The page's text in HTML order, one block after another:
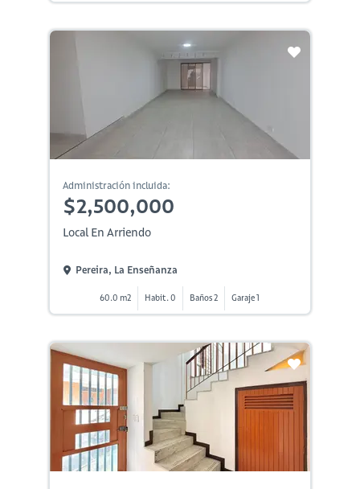
Administración incluida:
$2,500,000
Local En Arriendo
Pereira, La Enseñanza
60.0 m2 Habit. 0 Baños 2 Garaje 1